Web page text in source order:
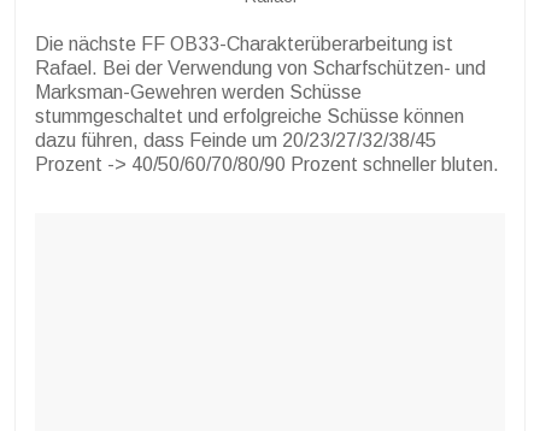
Die nächste FF OB33-Charakterüberarbeitung ist
Rafael. Bei der Verwendung von Scharfschützen- und
Marksman-Gewehren werden Schüsse
stummgeschaltet und erfolgreiche Schüsse können
dazu führen, dass Feinde um 20/23/27/32/38/45
Prozent -> 40/50/60/70/80/90 Prozent schneller bluten.